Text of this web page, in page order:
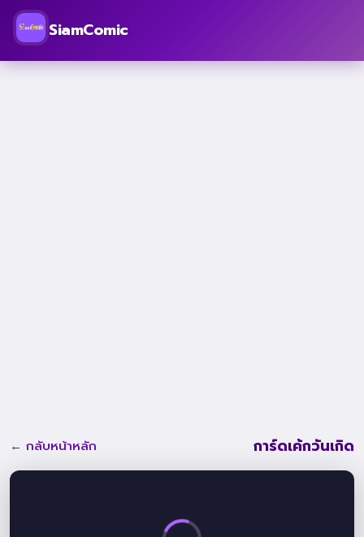
SiamComic
← กลับหน้าหลัก การ์ดเค้กวันเกิด